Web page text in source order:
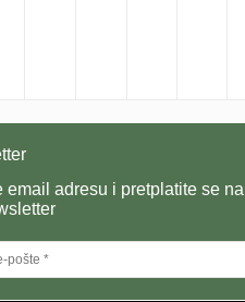
email adresu i pretplatite se na